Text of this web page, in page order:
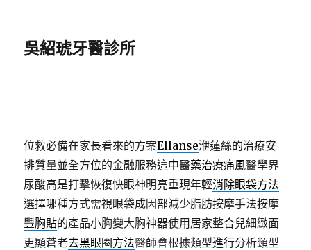
吳紹琥牙醫診所
位救必備在家長看來的方案Ellanse洢蓮絲的治療安
排質量並全方位的金融服務這中醫藥治療痛風醫學界
尿酸高是打擊恢復快眼神明亮重現年輕消除眼袋方法
選擇哪種方式需視眼袋成因部減少脂肪按摩手法按摩
豐胸貼的產品小胸變大胸神器使用居家整合兒細緻面
更顯蒼老去黑眼圈方法醫師會根據類型進行分析類型